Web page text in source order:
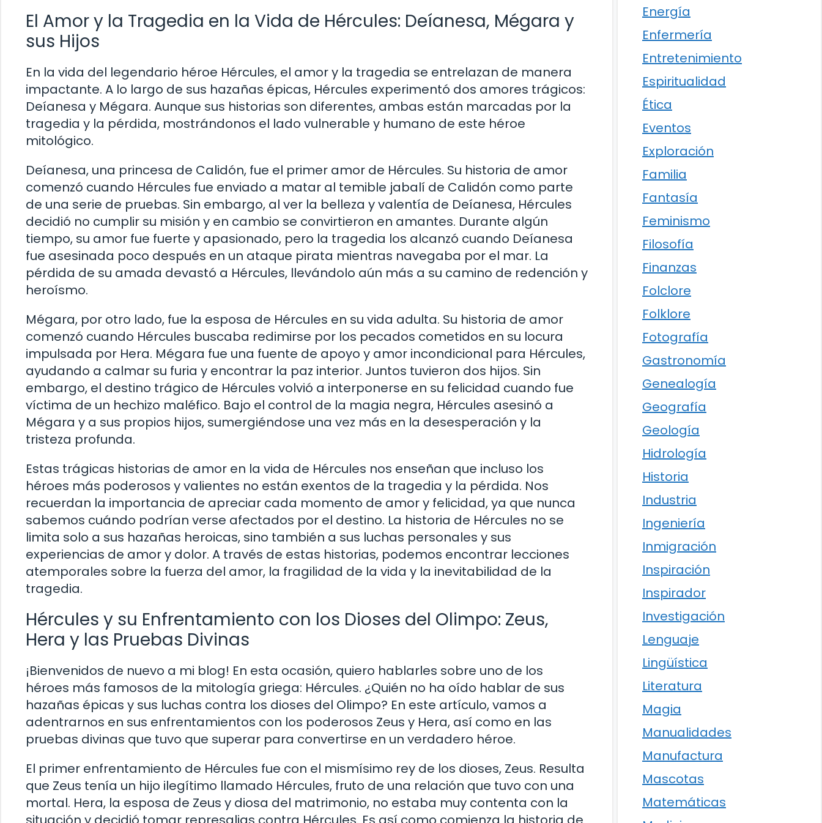
El Amor y la Tragedia en la Vida de Hércules: Deíanesa, Mégara y
sus Hijos
En la vida del legendario héroe Hércules, el amor y la tragedia se entrelazan de manera
impactante. A lo largo de sus hazañas épicas, Hércules experimentó dos amores trágicos:
Deíanesa y Mégara. Aunque sus historias son diferentes, ambas están marcadas por la
tragedia y la pérdida, mostrándonos el lado vulnerable y humano de este héroe
mitológico.
Deíanesa, una princesa de Calidón, fue el primer amor de Hércules. Su historia de amor
comenzó cuando Hércules fue enviado a matar al temible jabalí de Calidón como parte
de una serie de pruebas. Sin embargo, al ver la belleza y valentía de Deíanesa, Hércules
decidió no cumplir su misión y en cambio se convirtieron en amantes. Durante algún
tiempo, su amor fue fuerte y apasionado, pero la tragedia los alcanzó cuando Deíanesa
fue asesinada poco después en un ataque pirata mientras navegaba por el mar. La
pérdida de su amada devastó a Hércules, llevándolo aún más a su camino de redención y
heroísmo.
Mégara, por otro lado, fue la esposa de Hércules en su vida adulta. Su historia de amor
comenzó cuando Hércules buscaba redimirse por los pecados cometidos en su locura
impulsada por Hera. Mégara fue una fuente de apoyo y amor incondicional para Hércules,
ayudando a calmar su furia y encontrar la paz interior. Juntos tuvieron dos hijos. Sin
embargo, el destino trágico de Hércules volvió a interponerse en su felicidad cuando fue
víctima de un hechizo maléfico. Bajo el control de la magia negra, Hércules asesinó a
Mégara y a sus propios hijos, sumergiéndose una vez más en la desesperación y la
tristeza profunda.
Estas trágicas historias de amor en la vida de Hércules nos enseñan que incluso los
héroes más poderosos y valientes no están exentos de la tragedia y la pérdida. Nos
recuerdan la importancia de apreciar cada momento de amor y felicidad, ya que nunca
sabemos cuándo podrían verse afectados por el destino. La historia de Hércules no se
limita solo a sus hazañas heroicas, sino también a sus luchas personales y sus
experiencias de amor y dolor. A través de estas historias, podemos encontrar lecciones
atemporales sobre la fuerza del amor, la fragilidad de la vida y la inevitabilidad de la
tragedia.
Hércules y su Enfrentamiento con los Dioses del Olimpo: Zeus,
Hera y las Pruebas Divinas
¡Bienvenidos de nuevo a mi blog! En esta ocasión, quiero hablarles sobre uno de los
héroes más famosos de la mitología griega: Hércules. ¿Quién no ha oído hablar de sus
hazañas épicas y sus luchas contra los dioses del Olimpo? En este artículo, vamos a
adentrarnos en sus enfrentamientos con los poderosos Zeus y Hera, así como en las
pruebas divinas que tuvo que superar para convertirse en un verdadero héroe.
El primer enfrentamiento de Hércules fue con el mismísimo rey de los dioses, Zeus. Resulta
que Zeus tenía un hijo ilegítimo llamado Hércules, fruto de una relación que tuvo con una
mortal. Hera, la esposa de Zeus y diosa del matrimonio, no estaba muy contenta con la
Energía
Enfermería
Entretenimiento
Espiritualidad
Ética
Eventos
Exploración
Familia
Fantasía
Feminismo
Filosofía
Finanzas
Folclore
Folklore
Fotografía
Gastronomía
Genealogía
Geografía
Geología
Hidrología
Historia
Industria
Ingeniería
Inmigración
Inspiración
Inspirador
Investigación
Lenguaje
Lingüística
Literatura
Magia
Manualidades
Manufactura
Mascotas
Matemáticas